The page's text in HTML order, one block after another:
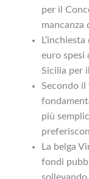
per il
euro spesi
Sicilia per
Secondo il
più
La belga
fondi